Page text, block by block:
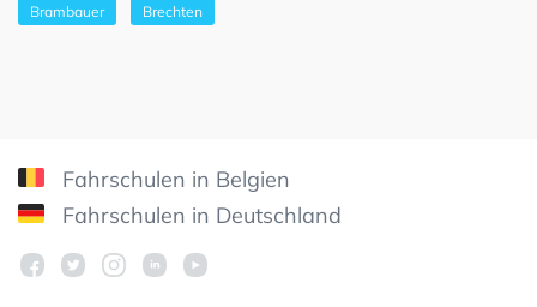
Brambauer Brechten
Fahrschulen in Belgien
Fahrschulen in Deutschland